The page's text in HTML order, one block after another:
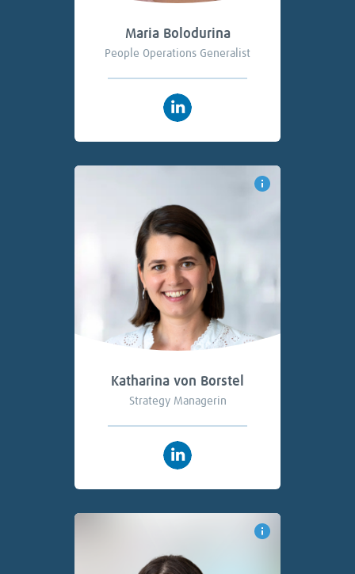
Maria Bolodurina
People Operations Generalist
Katharina von Borstel
Strategy Managerin